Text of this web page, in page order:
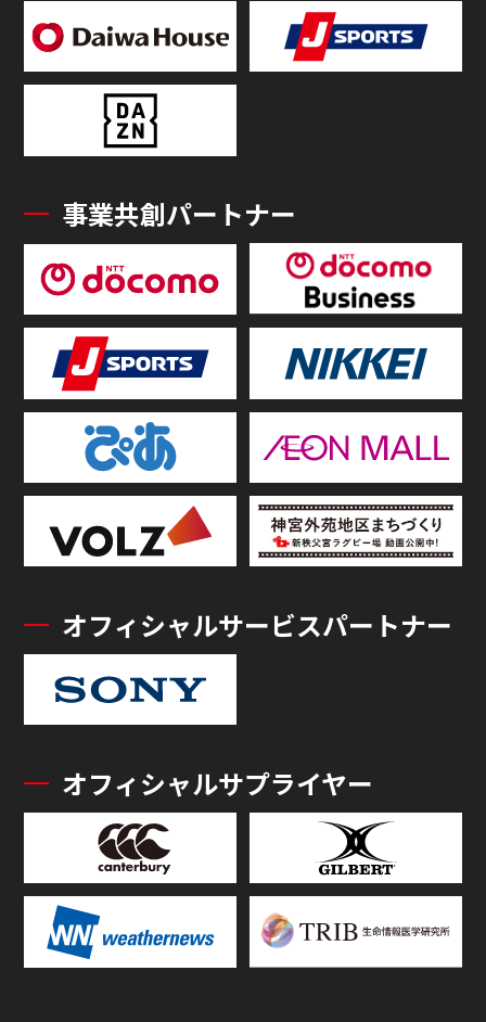
事業共創パートナー
オフィシャルサービスパートナー
オフィシャルサプライヤー